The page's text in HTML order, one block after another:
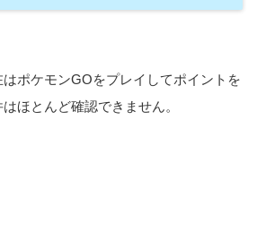
ポケモンGOをプレイしてポイントを
ほとんど確認できません。